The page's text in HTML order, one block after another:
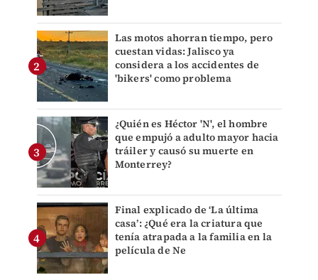
Las motos ahorran tiempo, pero
cuestan vidas: Jalisco ya
considera a los accidentes de
'bikers' como problema
¿Quién es Héctor 'N', el hombre
que empujó a adulto mayor hacia
tráiler y causó su muerte en
Monterrey?
Final explicado de ‘La última
casa’: ¿Qué era la criatura que
tenía atrapada a la familia en la
película de Ne